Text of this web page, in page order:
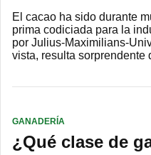
El cacao ha sido durante
prima codiciada para la
por Julius-Maximilians-
vista, resulta
GANADERÍA
¿Qué clase de